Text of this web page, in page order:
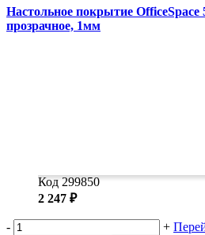
Настольное покрытие OfficeSpace
прозрачное, 1мм
Код 299850
2 247 ₽
- +